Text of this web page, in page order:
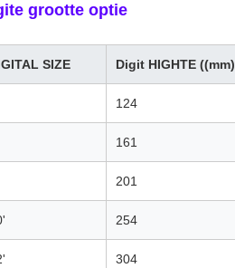
grootte optie
SIZE Digit HIGHTE ((mm)
124
161
201
254
304